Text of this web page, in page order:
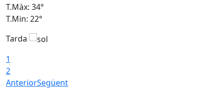
T.Màx: 34°
T.Min: 22°
Tarda
1
2
AnteriorSegüent